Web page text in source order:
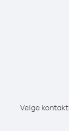
Velge